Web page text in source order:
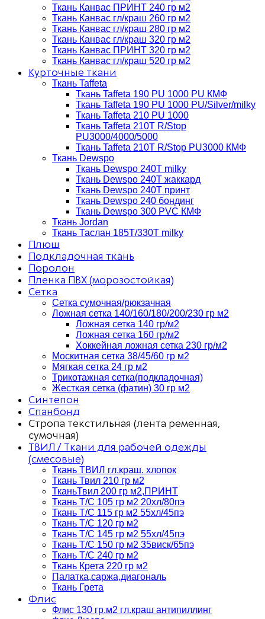
Ткань Канвас ПРИНТ 240 гр м2
Ткань Канвас гл/краш 260 гр м2
Ткань Канвас гл/краш 280 гр м2
Ткань Канвас гл/краш 320 гр м2
Ткань Канвас ПРИНТ 320 гр м2
Ткань Канвас гл/краш 520 гр м2
Курточные ткани
Ткань Taffeta
Ткань Taffeta 190 PU 1000 PU КМФ
Ткань Taffeta 190 PU 1000 PU/Silver/milky
Ткань Taffeta 210 PU 1000
Ткань Taffeta 210Т R/Stop
PU3000/4000/5000
Ткань Taffeta 210Т R/Stop PU3000 КМФ
Ткань Dewspo
Ткань Dewspo 240Т milky
Ткань Dewspo 240T жаккард
Ткань Dewspo 240Т принт
Ткань Dewspo 240 бондинг
Ткань Dewspo 300 PVC КМФ
Ткань Jordan
Ткань Таслан 185T/330T milky
Плюш
Подкладочная ткань
Поролон
Пленка ПВХ (морозостойкая)
Сетка
Сетка сумочная/рюкзачная
Ложная сетка 140/160/180/200/230 гр м2
Ложная сетка 140 гр/м2
Ложная сетка 160 гр/м2
Хоккейная ложная сетка 230 гр/м2
Москитная сетка 38/45/60 гр м2
Мягкая сетка 24 гр м2
Трикотажная сетка(подкладочная)
Жесткая сетка (фатин) 30 гр м2
Синтепон
Спанбонд
Стропа текстильная (лента ременная,
сумочная)
ТВИЛ / Ткани для рабочей одежды
(смесовые)
Ткань ТВИЛ гл.краш. хлопок
Ткань Твил 210 гр м2
ТканьТвил 200 гр м2,ПРИНТ
Ткань Т/C 105 гр м2 20хл/80пэ
Ткань Т/C 115 гр м2 55хл/45пэ
Ткань Т/C 120 гр м2
Ткань Т/C 145 гр м2 55хл/45пэ
Ткань Т/C 150 гр м2 35виск/65пэ
Ткань Т/C 240 гр м2
Ткань Крета 220 гр м2
Палатка,саржа,диагональ
Ткань Грета
Флис
Флис 130 гр.м2 гл.краш антипиллинг